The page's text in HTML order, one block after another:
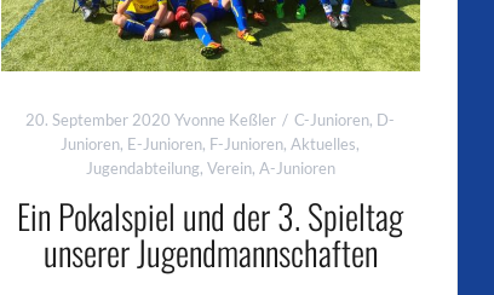
20. September 2020 Yvonne Keßler C-Junioren, D-
Junioren, E-Junioren, F-Junioren,Aktuelles,
Jugendabteilung, Verein, A-Junioren
Ein Pokalspiel und der 3. Spieltag
unserer Jugendmannschaften